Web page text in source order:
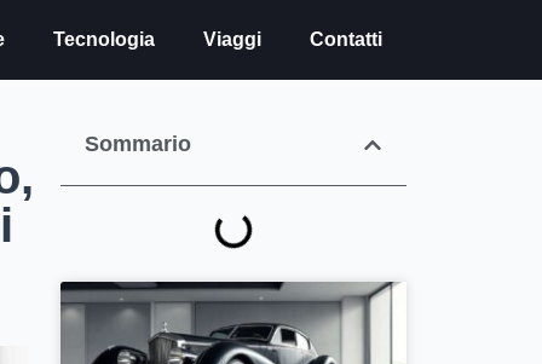
Tecnologia Viaggi Contatti
Sommario